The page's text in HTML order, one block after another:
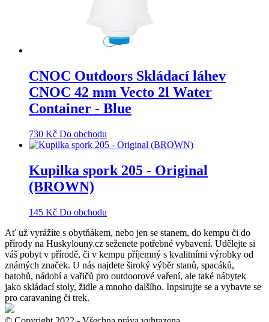
CNOC Outdoors Skládací láhev
CNOC 42 mm Vecto 2l Water
Container - Blue
730 Kč Do obchodu
Kupilka spork 205 - Original
(BROWN)
145 Kč Do obchodu
Ať už vyrážíte s obytňákem, nebo jen se stanem, do kempu či do
přírody na Huskylouny.cz seženete potřebné vybavení. Udělejte si
váš pobyt v přírodě, či v kempu příjemný s kvalitními výrobky od
známých značek. U nás najdete široký výběr stanů, spacáků,
batohů, nádobí a vařičů pro outdoorové vaření, ale také nábytek
jako skládací stoly, židle a mnoho dalšího. Inpsirujte se a vybavte se
pro caravaning či trek.